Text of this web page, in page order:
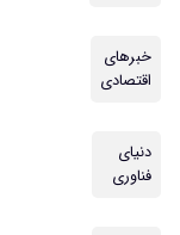
خبرهای
اقتصادی
دنیای
فناوری